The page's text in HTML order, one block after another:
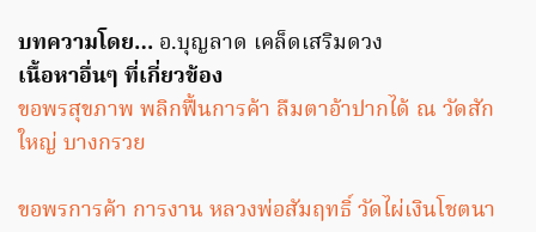
บทความโดย… อ.บุญลาด เคล็ดเสริมดวง
เนื้อหาอื่นๆ ที่เกี่ยวข้อง
ขอพรสุขภาพ พลิกฟื้นการค้า ลืมตาอ้าปากได้ ณ วัดสัก
ใหญ่ บางกรวย
ขอพรการค้า การงาน หลวงพ่อสัมฤทธิ์ วัดไผ่เงินโชตนา